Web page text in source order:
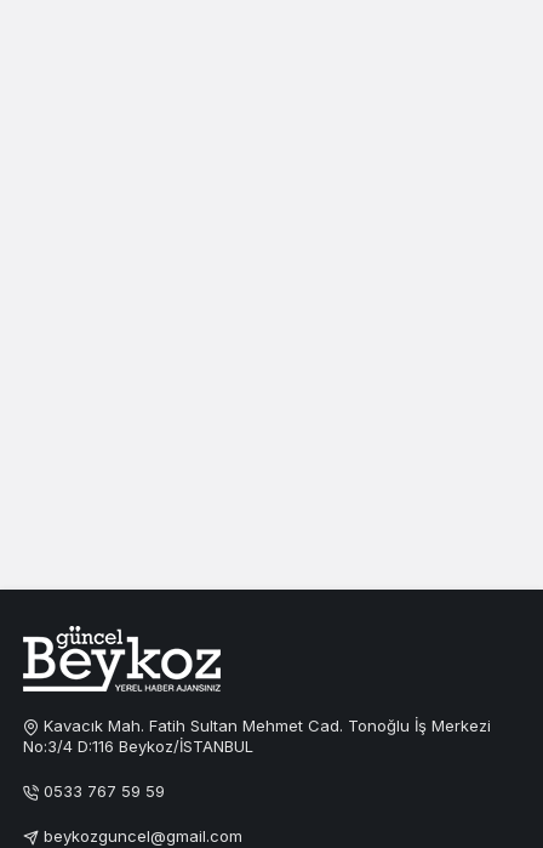
Kavacık Mah. Fatih Sultan Mehmet Cad. Tonoğlu İş Merkezi
No:3/4 D:116 Beykoz/İSTANBUL
0533 767 59 59
beykozguncel@gmail.com